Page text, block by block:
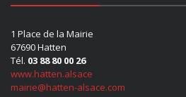
1 Place de la Mairie
67690 Hatten
Tél. 03 88 80 00 26
www.hatten.alsace
mairie@hatten-alsace.com